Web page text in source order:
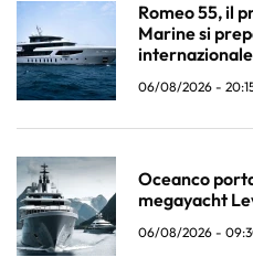
Romeo 55, il
Marine si
internazionale
06/08/2026 -
Oceanco
megayacht
06/08/2026 -